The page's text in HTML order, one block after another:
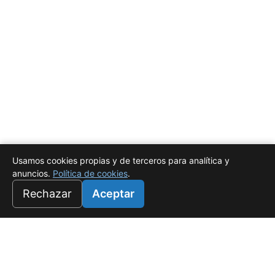
Usamos cookies propias y de terceros para analítica y
anuncios. Política de cookies.
Rechazar Aceptar